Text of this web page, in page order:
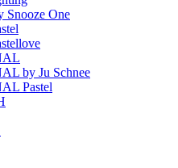
One
by Ju Schnee
Pastel